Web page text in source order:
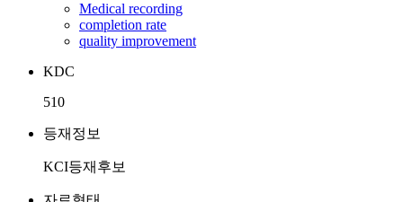
Medical recording
completion rate
quality improvement
KDC
510
등재정보
KCI등재후보